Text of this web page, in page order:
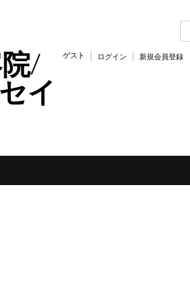
/
イ
ゲスト ログイン 新規会員登録